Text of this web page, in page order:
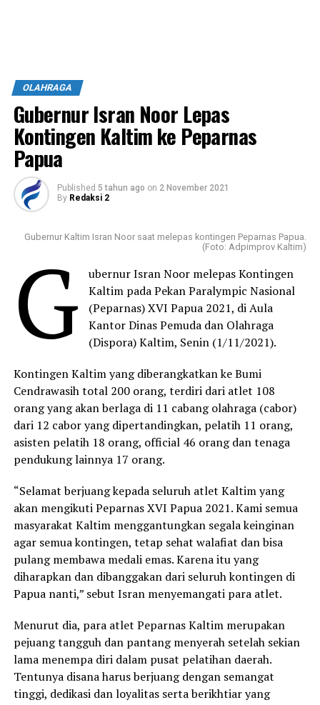
OLAHRAGA
Gubernur Isran Noor Lepas
Kontingen Kaltim ke Peparnas
Papua
Published 5 tahun ago on 2 November 2021
By Redaksi 2
Gubernur Kaltim Isran Noor saat melepas kontingen Peparnas Papua.
(Foto: Adpimprov Kaltim)
G
ubernur Isran Noor melepas Kontingen
Kaltim pada Pekan Paralympic Nasional
(Peparnas) XVI Papua 2021, di Aula
Kantor Dinas Pemuda dan Olahraga
(Dispora) Kaltim, Senin (1/11/2021).
Kontingen Kaltim yang diberangkatkan ke Bumi
Cendrawasih total 200 orang, terdiri dari atlet 108
orang yang akan berlaga di 11 cabang olahraga (cabor)
dari 12 cabor yang dipertandingkan, pelatih 11 orang,
asisten pelatih 18 orang, official 46 orang dan tenaga
pendukung lainnya 17 orang.
“Selamat berjuang kepada seluruh atlet Kaltim yang
akan mengikuti Peparnas XVI Papua 2021. Kami semua
masyarakat Kaltim menggantungkan segala keinginan
agar semua kontingen, tetap sehat walafiat dan bisa
pulang membawa medali emas. Karena itu yang
diharapkan dan dibanggakan dari seluruh kontingen di
Papua nanti,” sebut Isran menyemangati para atlet.
Menurut dia, para atlet Peparnas Kaltim merupakan
pejuang tangguh dan pantang menyerah setelah sekian
lama menempa diri dalam pusat pelatihan daerah.
Tentunya disana harus berjuang dengan semangat
tinggi, dedikasi dan loyalitas serta berikhtiar yang